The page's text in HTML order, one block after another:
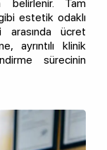
belirlenir. Tam
estetik odaklı
arasında ücret
ayrıntılı klinik
sürecinin